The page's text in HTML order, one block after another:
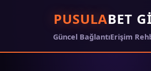
PUSULABET
Güncel BağlantıErişim